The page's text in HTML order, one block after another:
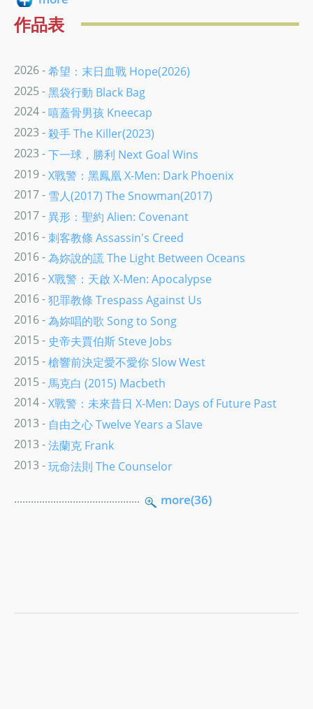
作品表
2026 -希望：末日血戰 Hope(2026)
2025 -黑袋行動 Black Bag
2024 -嘻蓋骨男孩 Kneecap
2023 -殺手 The Killer(2023)
2023 -下一球，勝利 Next Goal Wins
2019 -X戰警：黑鳳凰 X-Men: Dark Phoenix
2017 - 雪人(2017) The Snowman(2017)
2017 -異形：聖約 Alien: Covenant
2016 -刺客教條 Assassin's Creed
2016 -為妳說的謊 The Light Between Oceans
2016 -X戰警：天啟 X-Men: Apocalypse
2016 -犯罪教條 Trespass Against Us
2016 -為妳唱的歌 Song to Song
2015 - 史帝夫賈伯斯 Steve Jobs
2015 -槍響前決定愛不愛你 Slow West
2015 -馬克白 (2015) Macbeth
2014 -X戰警：未來昔日 X-Men: Days of Future Past
2013 - 自由之心 Twelve Years a Slave
2013 -法蘭克 Frank
2013 -玩命法則 The Counselor
............................................. more(36)